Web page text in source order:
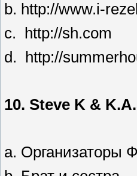
b. http://www.i-
c. http://sh.com
d. http://
10. Steve K &
a. Организаторы